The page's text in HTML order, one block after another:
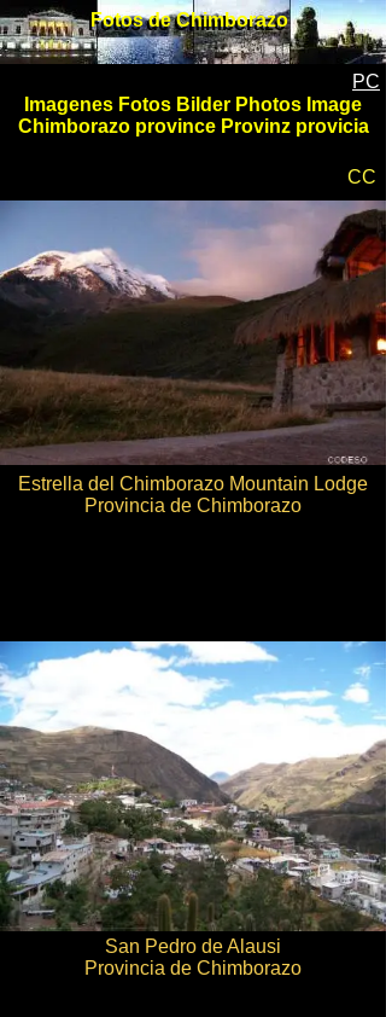
Imagenes Fotos Bilder Photos Image
Chimborazo province Provinz provicia
PC
Fotos de Chimborazo
Fotos de Chimborazo
Estrella del Chimborazo Mountain Lodge
Provincia de Chimborazo
San Pedro de Alausi
Provincia de Chimborazo
CC